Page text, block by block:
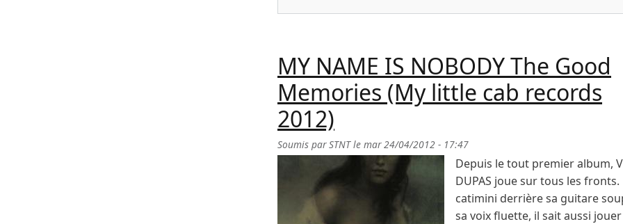
MY NAME IS NOBODY The Good
Memories (My little cab records
2012)
Soumis parSTNTle mar 24/04/2012 - 17:47
Depuis le tout premier album,
DUPAS joue sur tous les fronts.
catimini derrière sa guitare
sa voix fluette, il sait aussi jouer